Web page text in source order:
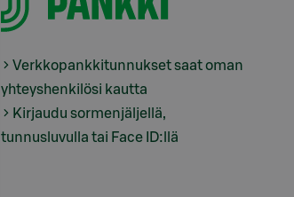
Verkkopankkitunnukset saat oman
yhteyshenkilösi kautta
Kirjaudu sormenjäljellä,
tunnusluvulla tai Face ID:llä